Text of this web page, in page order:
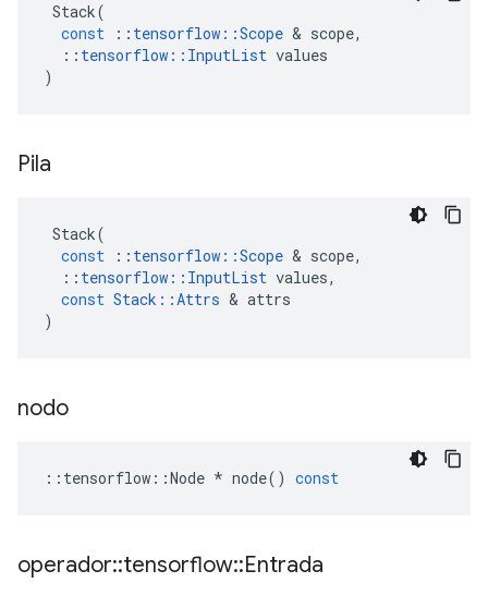
Stack(
const
:: tensorflow ::Scope & scope,
:: tensorflow :: InputList values
)
Pila
Stack(
const
:: tensorflow ::Scope & scope,
:: tensorflow :: InputList values,
const Stack ::Attrs & attrs
)
nodo
:: tensorflow ::Node * node() const
operador::tensorflow::Entrada